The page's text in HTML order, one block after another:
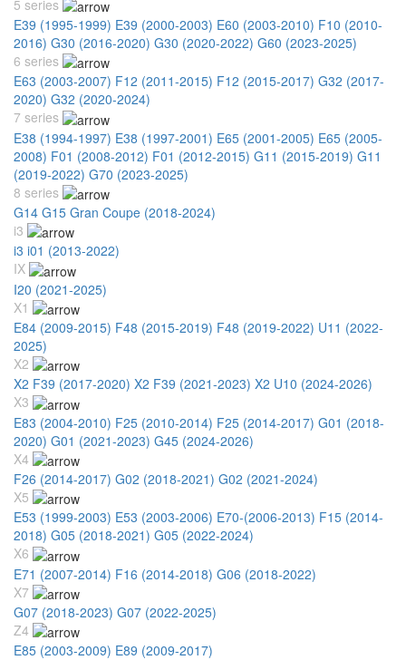
5 series
E39 (1995-1999) E39 (2000-2003) E60 (2003-2010) F10 (2010-
2016) G30 (2016-2020) G30 (2020-2022) G60 (2023-2025)
6 series
E63 (2003-2007) F12 (2011-2015) F12 (2015-2017) G32 (2017-
2020) G32 (2020-2024)
7 series
E38 (1994-1997) E38 (1997-2001) E65 (2001-2005) E65 (2005-
2008) F01 (2008-2012) F01 (2012-2015) G11 (2015-2019) G11
(2019-2022) G70 (2023-2025)
8 series
G14 G15 Gran Coupe (2018-2024)
i3
i3 i01 (2013-2022)
IX
I20 (2021-2025)
X1
E84 (2009-2015) F48 (2015-2019) F48 (2019-2022) U11 (2022-
2025)
X2
X2 F39 (2017-2020) X2 F39 (2021-2023) X2 U10 (2024-2026)
X3
E83 (2004-2010) F25 (2010-2014) F25 (2014-2017) G01 (2018-
2020) G01 (2021-2023) G45 (2024-2026)
X4
F26 (2014-2017) G02 (2018-2021) G02 (2021-2024)
X5
E53 (1999-2003) E53 (2003-2006) E70-(2006-2013) F15 (2014-
2018) G05 (2018-2021) G05 (2022-2024)
X6
E71 (2007-2014) F16 (2014-2018) G06 (2018-2022)
X7
G07 (2018-2023) G07 (2022-2025)
Z4
E85 (2003-2009) E89 (2009-2017)